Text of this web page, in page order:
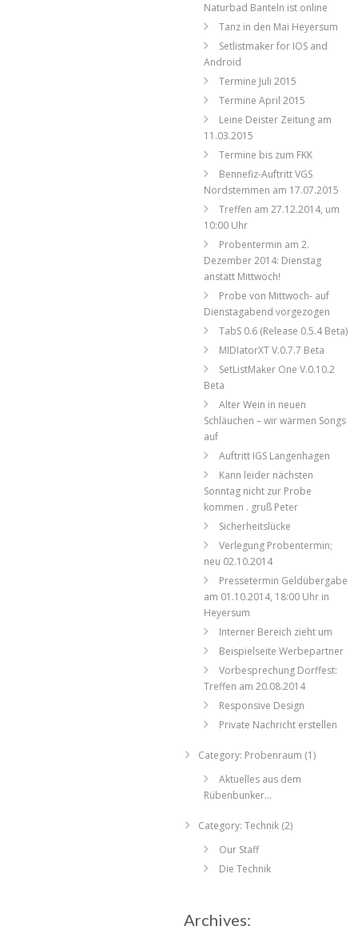
Naturbad Banteln ist online
Tanz in den Mai Heyersum
Setlistmaker for IOS and
Android
Termine Juli 2015
Termine April 2015
Leine Deister Zeitung am
11.03.2015
Termine bis zum FKK
Bennefiz-Auftritt VGS
Nordstemmen am 17.07.2015
Treffen am 27.12.2014, um
10:00 Uhr
Probentermin am 2.
Dezember 2014: Dienstag
anstatt Mittwoch!
Probe von Mittwoch- auf
Dienstagabend vorgezogen
TabS 0.6 (Release 0.5.4 Beta)
MIDIatorXT V.0.7.7 Beta
SetListMaker One V.0.10.2
Beta
Alter Wein in neuen
Schläuchen – wir wärmen Songs
auf
Auftritt IGS Langenhagen
Kann leider nächsten
Sonntag nicht zur Probe
kommen . gruß Peter
Sicherheitslücke
Verlegung Probentermin;
neu 02.10.2014
Pressetermin Geldübergabe
am 01.10.2014, 18:00 Uhr in
Heyersum
Interner Bereich zieht um
Beispielseite Werbepartner
Vorbesprechung Dorffest:
Treffen am 20.08.2014
Responsive Design
Private Nachricht erstellen
Category: Probenraum (1)
Aktuelles aus dem
Rübenbunker…
Category: Technik (2)
Our Staff
Die Technik
Archives: